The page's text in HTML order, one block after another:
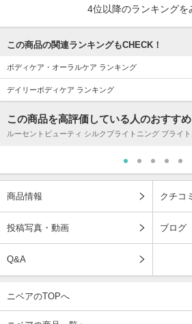
4位以降のランキングを
この商品の関連ランキングもCHECK！
ボディケア・オーラルケア ランキング
デイリーボディケア ランキング
この商品を高評価している人のおすすめ
ルーセントビューティ シルクブライトニング ブライ
商品情報 クチコミ
投稿写真・動画 ブログ
Q&A
ニベアのTOPへ